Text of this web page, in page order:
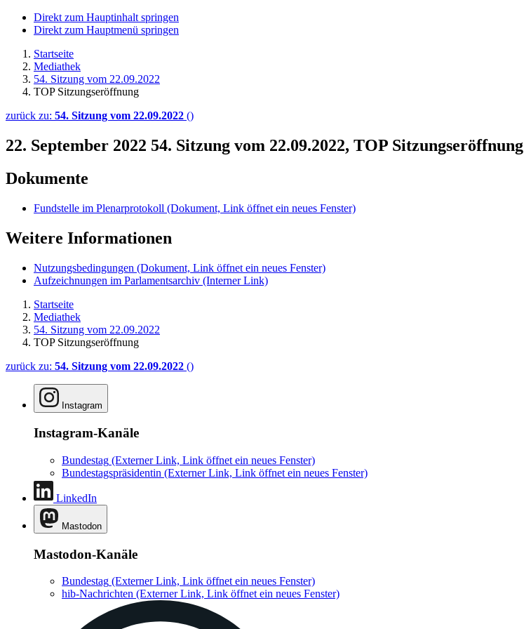
Direkt zum Hauptinhalt springen
Direkt zum Hauptmenü springen
Startseite
Mediathek
54. Sitzung vom 22.09.2022
TOP Sitzungseröffnung
zurück zu: 54. Sitzung vom 22.09.2022 ()
22. September 2022 54. Sitzung vom 22.09.2022, TOP Sitzungseröffnung
Dokumente
Fundstelle im Plenarprotokoll (Dokument, Link öffnet ein neues Fenster)
Weitere Informationen
Nutzungsbedingungen (Dokument, Link öffnet ein neues Fenster)
Aufzeichnungen im Parlamentsarchiv (Interner Link)
Startseite
Mediathek
54. Sitzung vom 22.09.2022
TOP Sitzungseröffnung
zurück zu: 54. Sitzung vom 22.09.2022 ()
Instagram
Instagram-Kanäle
Bundestag (Externer Link, Link öffnet ein neues Fenster)
Bundestagspräsidentin (Externer Link, Link öffnet ein neues Fenster)
LinkedIn
Mastodon
Mastodon-Kanäle
Bundestag (Externer Link, Link öffnet ein neues Fenster)
hib-Nachrichten (Externer Link, Link öffnet ein neues Fenster)